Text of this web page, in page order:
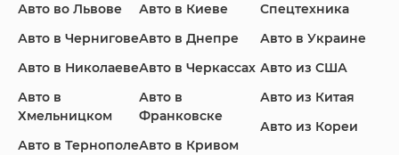
Infiniti Jaguar Jeep
Авто во Львове
Авто в Чернигове
Авто в Николаеве
Авто в
Хмельницком
Авто в Тернополе
Авто в Киеве
Авто в Днепре
Авто в Черкассах
Авто в
Франковске
Авто в Кривом
Спецтехника
Авто в Украине
Авто из США
Авто из Китая
Авто из Кореи